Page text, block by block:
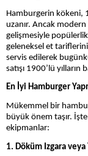
Hamburgerin kökeni,
uzanır. Ancak
gelişmesiyle
geleneksel et
servis edilerek
satışı 1900’lü
En İyi Hamburger
Mükemmel bir
büyük önem taşır.
ekipmanlar:
1. Döküm Izgara veya